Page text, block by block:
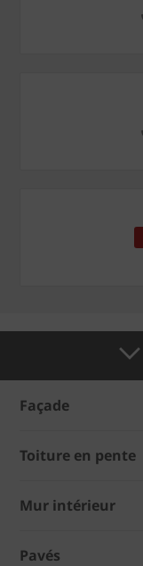
Façade
Toiture en pente
Mur intérieur
Pavés